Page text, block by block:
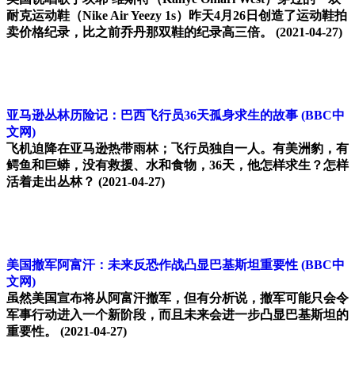
耐克运动鞋（Nike Air Yeezy 1s）昨天4月26日创造了运动鞋拍
卖价格纪录，比之前乔丹那双鞋的纪录高三倍。 (2021-04-27)
亚马逊丛林历险记：巴西飞行员36天孤身求生的故事 (BBC中
文网)
飞机迫降在亚马逊热带雨林；飞行员独自一人。有美洲豹，有
鳄鱼和巨蟒，没有救援、水和食物，36天，他怎样求生？怎样
活着走出丛林？ (2021-04-27)
美国撤军阿富汗：未来反恐作战凸显巴基斯坦重要性 (BBC中
文网)
虽然美国宣布将从阿富汗撤军，但有分析说，撤军可能只会令
军事行动进入一个新阶段，而且未来会进一步凸显巴基斯坦的
重要性。
(2021-04-27)